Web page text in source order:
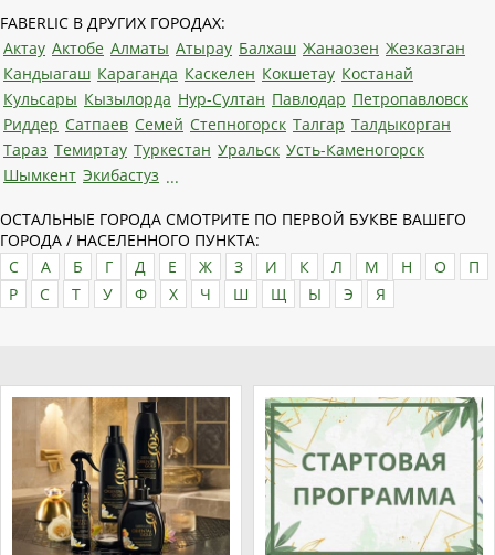
FABERLIC В ДРУГИХ ГОРОДАХ:
Актау Актобе Алматы Атырау Балхаш Жанаозен Жезказган
Кандыагаш Караганда Каскелен Кокшетау Костанай
Кульсары Кызылорда Нур-Султан Павлодар Петропавловск
Риддер Сатпаев Семей Степногорск Талгар Талдыкорган
Тараз Темиртау Туркестан Уральск Усть-Каменогорск
Шымкент Экибастуз ...
ОСТАЛЬНЫЕ ГОРОДА СМОТРИТЕ ПО ПЕРВОЙ БУКВЕ ВАШЕГО
ГОРОДА / НАСЕЛЕННОГО ПУНКТА:
C
А Б Г Д Е Ж З И К Л М Н О
П
Р
С Т У Ф Х Ч Ш Щ Ы Э Я